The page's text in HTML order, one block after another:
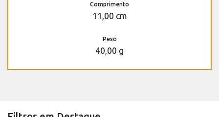
Comprimento
11,00 cm
Peso
40,00 g